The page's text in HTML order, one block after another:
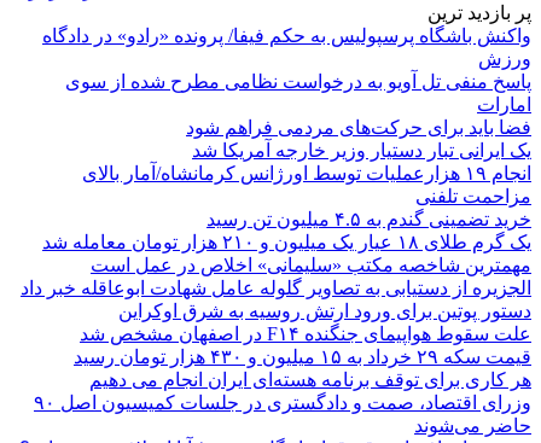
پر بازدید ترین
واکنش باشگاه پرسپولیس به حکم فیفا/ پرونده «رادو» در دادگاه
ورزش
پاسخ منفی تل آویو به درخواست نظامی مطرح شده از سوی
امارات
فضا باید برای حرکت‌های مردمی فراهم شود
یک ایرانی تبار دستیار وزیر خارجه آمریکا شد
انجام ۱۹ هزارعملیات توسط اورژانس کرمانشاه/آمار بالای
مزاحمت تلفنی
خرید تضمینی گندم به ۴.۵ میلیون تن رسید
یک گرم طلای ۱۸ عیار یک میلیون و ۲۱۰ هزار تومان معامله شد
مهمترین شاخصه مکتب «سلیمانی» اخلاص در عمل است
الجزیره از دستیابی به تصاویر گلوله عامل شهادت ابوعاقله خبر داد
دستور پوتین برای ورود ارتش روسیه به شرق اوکراین
علت سقوط هواپیمای جنگنده F۱۴ در اصفهان مشخص شد
قیمت سکه ۲۹ خرداد به ۱۵ میلیون و ۴۳۰ هزار تومان رسید
هر کاری برای توقف برنامه هسته‌ای ایران انجام می دهیم
وزرای اقتصاد، صمت و دادگستری در جلسات کمیسیون اصل ۹۰
حاضر می‌شوند